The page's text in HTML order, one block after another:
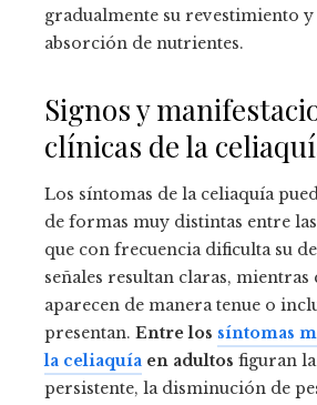
gradualmente su revestimiento
absorción de nutrientes.
Signos y
clínicas de la
Los síntomas de la celiaquía
de formas muy distintas entre
que con frecuencia dificulta su
señales resultan claras, mientras
aparecen de manera tenue o
presentan. Entre los síntomas
la celiaquía en adultos figuran
persistente, la disminución de